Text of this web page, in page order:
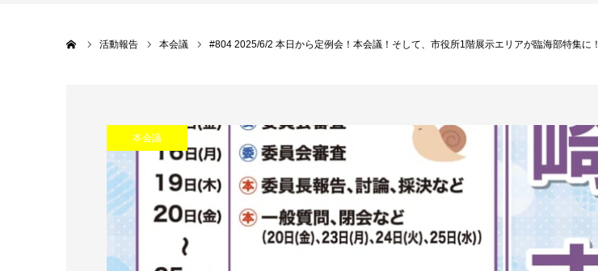
活動報告 本会議 #804 2025/6/2 本日から定例会！本会議！そして、市役所1階展示エリアが臨海部特集に！
本会議